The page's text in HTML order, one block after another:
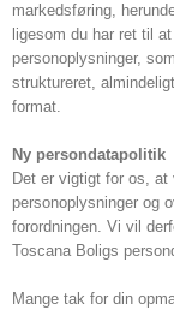
markedsføring,
ligesom du har ret til
personoplysninger,
struktureret,
format.
Ny persondatapolitik
Det er vigtigt for os,
personoplysninger og
forordningen. Vi vil
Toscana Boligs
Mange tak for din